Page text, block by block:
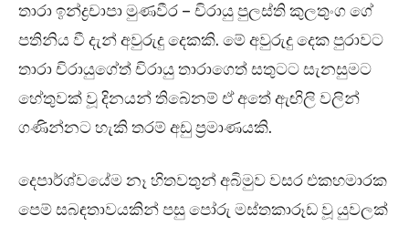
තාරා ඉන්ද්‍රචාපා මුණවීර – චිරායු පුලස්ති කුලතුංග ගේ
පතිනිය වී දැන් අවුරුදු දෙකකි. මේ අවුරුදු දෙක පුරාවට
තාරා චිරායුගේත් චිරායු තාරාගෙත් සතුටට සැනසුමට
හේතුවක් වූ දිනයන් තිබේනම් ඒ අතේ ඇඟිලි වලින්
ගණින්නට හැකි තරම් අඩු ප්‍රමාණයකි.
දෙපාර්ශ්වයේම නෑ හිතවතුන් අබිමුව වසර එකහමාරක
පෙම් සබඳතාවයකින් පසු පෝරු මස්තකාරූඩ වූ යුවලක්